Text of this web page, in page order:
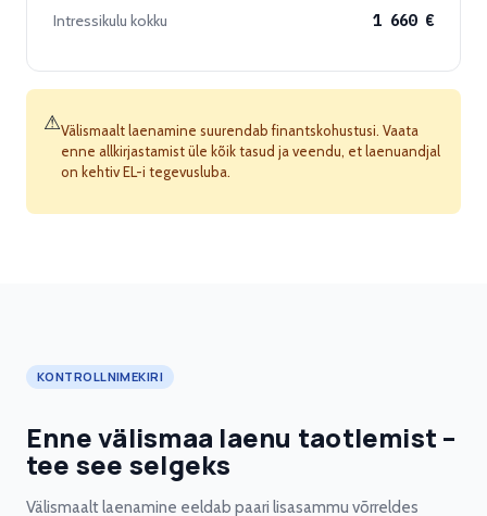
Intressikulu kokku 1 660 €
⚠Välismaalt laenamine suurendab finantskohustusi. Vaata
enne allkirjastamist üle kõik tasud ja veendu, et laenuandjal
on kehtiv EL-i tegevusluba.
KONTROLLNIMEKIRI
Enne välismaa laenu taotlemist –
tee see selgeks
Välismaalt laenamine eeldab paari lisasammu võrreldes